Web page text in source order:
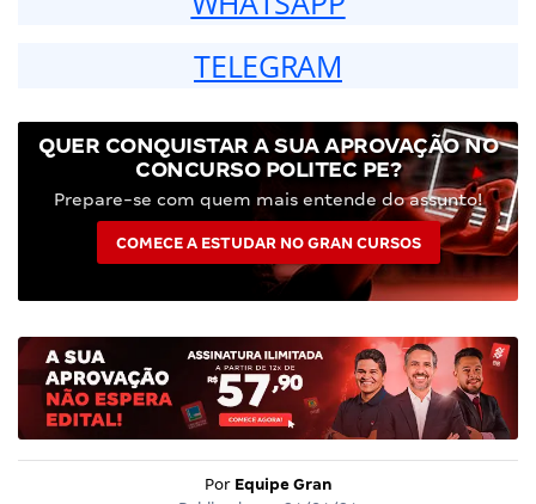
TELEGRAM
QUER CONQUISTAR A SUA APROVAÇÃO NO
CONCURSO POLITEC PE?
Prepare-se com quem mais entende do assunto!
COMECE A ESTUDAR NO GRAN CURSOS
Por Equipe Gran